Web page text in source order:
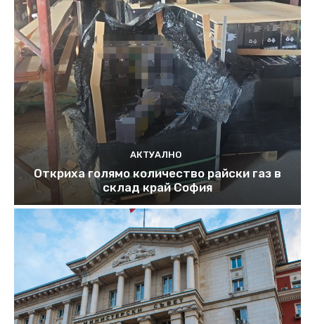
АКТУАЛНО
Откриха голямо количество райски газ в
склад край София